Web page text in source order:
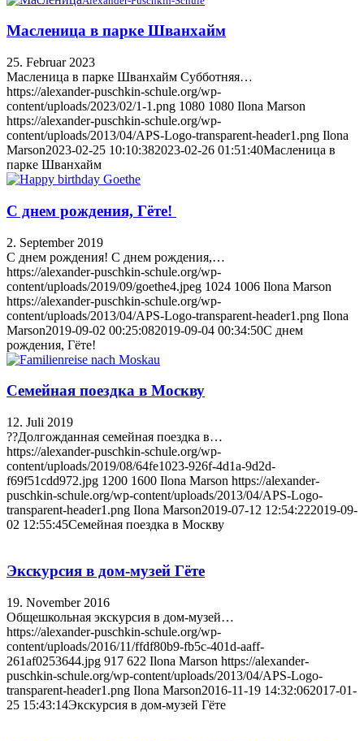
Масленица в парке Шванхайм
25. Februar 2023
Масленица в парке Шванхайм Субботняя…
https://alexander-puschkin-schule.org/wp-
content/uploads/2023/02/1-1.png 1080 1080 Ilona Marson
https://alexander-puschkin-schule.org/wp-
content/uploads/2013/04/APS-Logo-transparent-header1.png Ilona
Marson2023-02-25 10:10:382023-02-26 01:51:40Масленица в
парке Шванхайм
С днем рождения, Гёте!
2. September 2019
С днем рождения! С днем рождения,…
https://alexander-puschkin-schule.org/wp-
content/uploads/2019/09/goethe4.jpeg 1024 1006 Ilona Marson
https://alexander-puschkin-schule.org/wp-
content/uploads/2013/04/APS-Logo-transparent-header1.png Ilona
Marson2019-09-02 00:25:082019-09-04 00:34:50С днем
рождения, Гёте!
Семейная поездка в Москву
12. Juli 2019
??Долгожданная семейная поездка в…
https://alexander-puschkin-schule.org/wp-
content/uploads/2019/08/64fe1023-926f-4d1a-9d2d-
f69f51cdd972.jpg 1200 1600 Ilona Marson https://alexander-
puschkin-schule.org/wp-content/uploads/2013/04/APS-Logo-
transparent-header1.png Ilona Marson2019-07-12 12:54:222019-09-
02 12:55:45Семейная поездка в Москву
Экскурсия в дом-музей Гёте
19. November 2016
Общешкольная экскурсия в дом-музей…
https://alexander-puschkin-schule.org/wp-
content/uploads/2016/11/ffdf80b9-fb5c-401d-aaff-
261af0253644.jpg 917 622 Ilona Marson https://alexander-
puschkin-schule.org/wp-content/uploads/2013/04/APS-Logo-
transparent-header1.png Ilona Marson2016-11-19 14:32:062017-01-
25 15:43:14Экскурсия в дом-музей Гёте